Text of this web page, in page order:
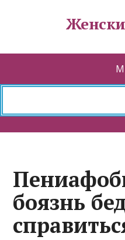
боязнь